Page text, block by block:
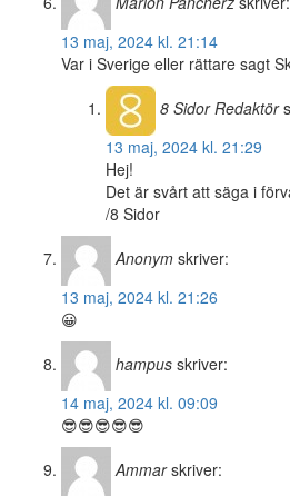
13 maj, 2024 kl. 21:14
Var i Sverige eller rättare sagt
8 SidorRedaktör
13 maj, 2024 kl. 21:29
Hej!
Det är svårt att säga i
/8 Sidor
Anonym skriver:
13 maj, 2024 kl. 21:26
😀
hampus skriver:
14 maj, 2024 kl. 09:09
😎😎😎😎😎
Ammar skriver: